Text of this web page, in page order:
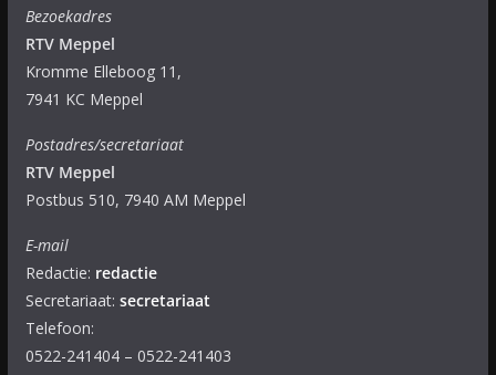
Bezoekadres
RTV Meppel
Kromme Elleboog 11,
7941 KC Meppel
Postadres/secretariaat
RTV Meppel
Postbus 510, 7940 AM Meppel
E-mail
Redactie: redactie
Secretariaat: secretariaat
Telefoon:
0522-241404 – 0522-241403